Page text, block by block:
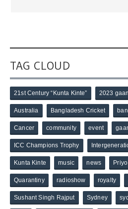
TAG CLOUD
21st Century “Kunta Kinte” 2023
Australia Bangladesh Cricket
Cancer community event
ICC Champions Trophy
Kunta Kinte music news
Quarantiny radioshow royalty
Sushant Singh Rajput Sydney